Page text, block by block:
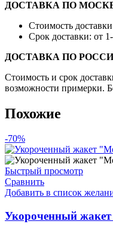
ДОСТАВКА ПО
Стоимость
Срок доставки: от
ДОСТАВКА ПО
Стоимость и срок
возможности примерки.
Похожие
-70%
Быстрый просмотр
Сравнить
Добавить в список
Укороченный